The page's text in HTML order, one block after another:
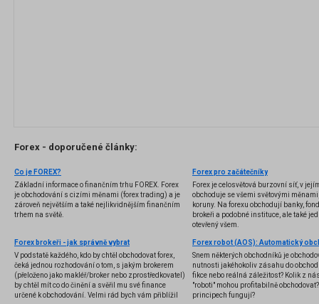
Forex - doporučené články:
Co je FOREX?
Základní informace o finančním trhu FOREX. Forex
je obchodování s cizími měnami (forex trading) a je
zároveň největším a také nejlikvidnějším finančním
trhem na světě.
Forex pro začátečníky
Forex je celosvětová burzovní síť, v
obchoduje se všemi světovými
koruny. Na forexu obchodují banky,
brokeři a podobné instituce, ale také
otevřený všem.
Forex brokeři - jak správně vybrat
V podstatě každého, kdo by chtěl obchodovat forex,
čeká jednou rozhodování o tom, s jakým brokerem
(přeloženo jako makléř/broker nebo zprostředkovatel)
by chtěl mít co do činění a svěřil mu své finance
určené k obchodování. Velmi rád bych vám přiblížil
Snem některých obchodníků je
nutnosti jakéhokoliv zásahu do
fikce nebo reálná záležitost? Kolik z
"roboti" mohou profitabilně
principech fungují?